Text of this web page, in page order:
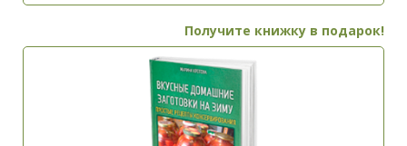
Получите книжку в подарок!